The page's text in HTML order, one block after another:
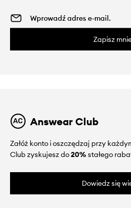
Zapisz
Answear Club
Załóż konto i oszczędzaj przy
Club zyskujesz do20%stałego
Dowiedz się